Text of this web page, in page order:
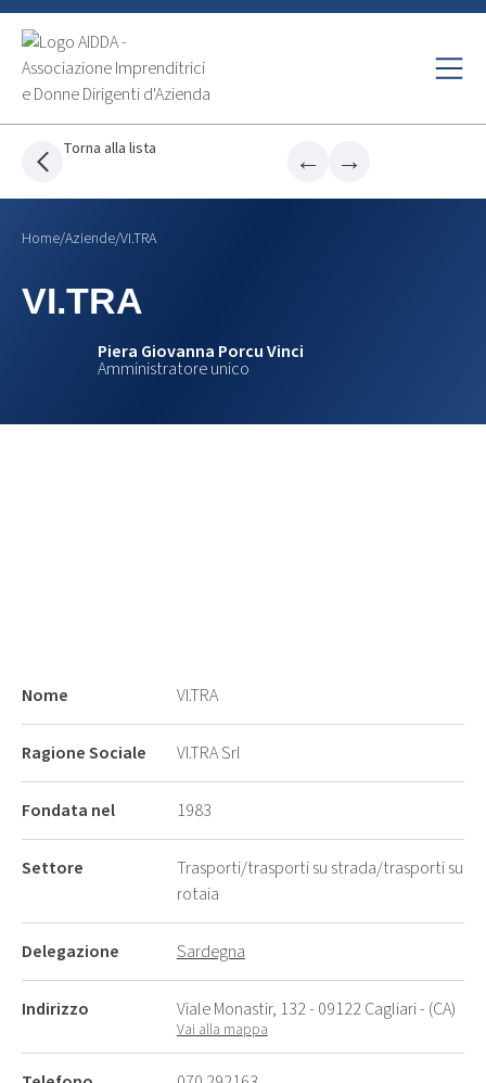
Torna alla lista ← →
Home/Aziende/VI.TRA
VI.TRA
Piera Giovanna Porcu Vinci
Amministratore unico
Nome VI.TRA
Ragione Sociale VI.TRA Srl
Fondata nel 1983
Settore
Trasporti/trasporti su strada/trasporti su
rotaia
Delegazione Sardegna
Indirizzo Viale Monastir, 132 - 09122 Cagliari - (CA)
Vai alla mappa